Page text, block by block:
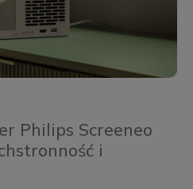
Philips Screeneo
i